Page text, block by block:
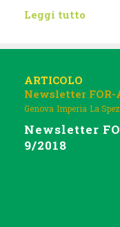
Leggi tutto
ARTICOLO
Newsletter FOR-
Genova Imperia La
Newsletter
9/2018